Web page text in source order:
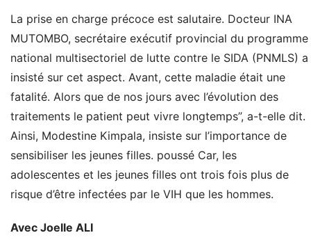
La prise en charge précoce est salutaire. Docteur INA
MUTOMBO, secrétaire exécutif provincial du programme
national multisectoriel de lutte contre le SIDA (PNMLS) a
insisté sur cet aspect. Avant, cette maladie était une
fatalité. Alors que de nos jours avec l’évolution des
traitements le patient peut vivre longtemps”, a-t-elle dit.
Ainsi, Modestine Kimpala, insiste sur l’importance de
sensibiliser les jeunes filles. poussé Car, les
adolescentes et les jeunes filles ont trois fois plus de
risque d’être infectées par le VIH que les hommes.
Avec Joelle ALI